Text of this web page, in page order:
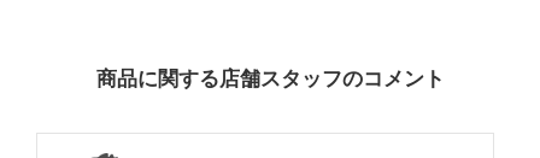
商品に関する店舗スタッフのコメント